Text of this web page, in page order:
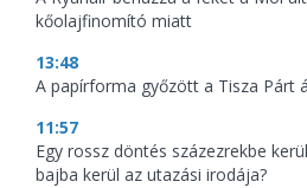
kőolajfinomító miatt
13:48
A papírforma győzött a Tisza Párt
11:57
Egy rossz döntés százezrekbe
bajba kerül az utazási irodája?